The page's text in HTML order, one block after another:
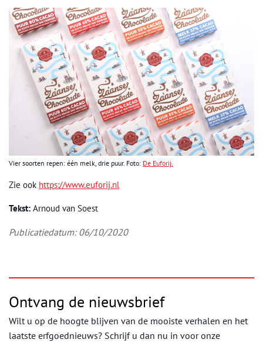
Vier soorten repen: één melk, drie puur. Foto: De Euforij.
Zie ook https://www.euforij.nl
Tekst: Arnoud van Soest
Publicatiedatum: 06/10/2020
Ontvang de nieuwsbrief
Wilt u op de hoogte blijven van de mooiste verhalen en het
laatste erfgoednieuws? Schrijf u dan nu in voor onze